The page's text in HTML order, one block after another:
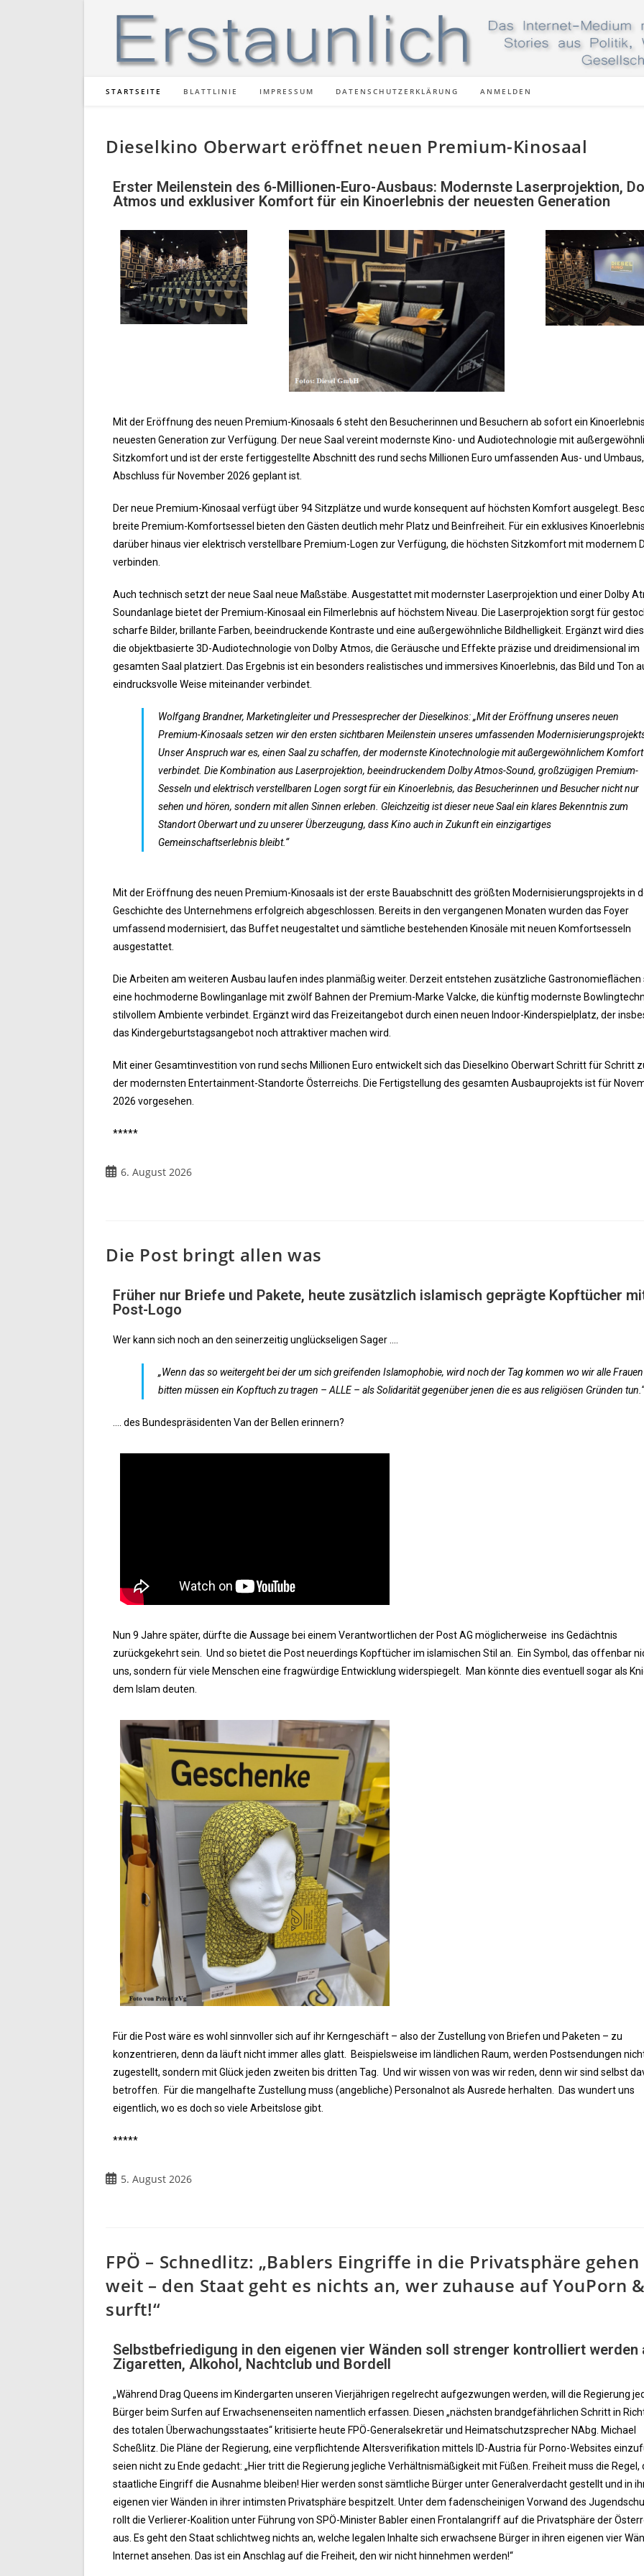
STARTSEITE BLATTLINIE IMPRESSUM DATENSCHUTZERKLÄRUNG ANMELDEN
Dieselkino Oberwart eröffnet neuen Premium-Kinosaal
Erster Meilenstein des 6-Millionen-Euro-Ausbaus: Modernste Laserprojektion,
Atmos und exklusiver Komfort für ein Kinoerlebnis der neuesten Generation
Mit der Eröffnung des neuen Premium-Kinosaals 6 steht den Besucherinnen und Besuchern ab sofort ein
neuesten Generation zur Verfügung. Der neue Saal vereint modernste Kino- und Audiotechnologie mit
Sitzkomfort und ist der erste fertiggestellte Abschnitt des rund sechs Millionen Euro umfassenden Aus- und
Abschluss für November 2026 geplant ist.
Der neue Premium-Kinosaal verfügt über 94 Sitzplätze und wurde konsequent auf höchsten Komfort ausgelegt.
breite Premium-Komfortsessel bieten den Gästen deutlich mehr Platz und Beinfreiheit. Für ein exklusives
darüber hinaus vier elektrisch verstellbare Premium-Logen zur Verfügung, die höchsten Sitzkomfort mit modernem
verbinden.
Auch technisch setzt der neue Saal neue Maßstäbe. Ausgestattet mit modernster Laserprojektion und einer Dolby
Soundanlage bietet der Premium-Kinosaal ein Filmerlebnis auf höchstem Niveau. Die Laserprojektion sorgt für
scharfe Bilder, brillante Farben, beeindruckende Kontraste und eine außergewöhnliche Bildhelligkeit. Ergänzt wird
die objektbasierte 3D-Audiotechnologie von Dolby Atmos, die Geräusche und Effekte präzise und dreidimensional im
gesamten Saal platziert. Das Ergebnis ist ein besonders realistisches und immersives Kinoerlebnis, das Bild und Ton
eindrucksvolle Weise miteinander verbindet.
Wolfgang Brandner, Marketingleiter und Pressesprecher der Dieselkinos: „Mit der Eröffnung unseres neuen
Premium-Kinosaals setzen wir den ersten sichtbaren Meilenstein unseres umfassenden
Unser Anspruch war es, einen Saal zu schaffen, der modernste Kinotechnologie mit außergewöhnlichem Komfort
verbindet. Die Kombination aus Laserprojektion, beeindruckendem Dolby Atmos-Sound, großzügigen Premium-
Sesseln und elektrisch verstellbaren Logen sorgt für ein Kinoerlebnis, das Besucherinnen und Besucher nicht nur
sehen und hören, sondern mit allen Sinnen erleben. Gleichzeitig ist dieser neue Saal ein klares Bekenntnis zum
Standort Oberwart und zu unserer Überzeugung, dass Kino auch in Zukunft ein einzigartiges
Gemeinschaftserlebnis bleibt.“
Mit der Eröffnung des neuen Premium-Kinosaals ist der erste Bauabschnitt des größten Modernisierungsprojekts in
Geschichte des Unternehmens erfolgreich abgeschlossen. Bereits in den vergangenen Monaten wurden das Foyer
umfassend modernisiert, das Buffet neugestaltet und sämtliche bestehenden Kinosäle mit neuen Komfortsesseln
ausgestattet.
Die Arbeiten am weiteren Ausbau laufen indes planmäßig weiter. Derzeit entstehen zusätzliche Gastronomieflächen
eine hochmoderne Bowlinganlage mit zwölf Bahnen der Premium-Marke Valcke, die künftig modernste
stilvollem Ambiente verbindet. Ergänzt wird das Freizeitangebot durch einen neuen Indoor-Kinderspielplatz, der
das Kindergeburtstagsangebot noch attraktiver machen wird.
Mit einer Gesamtinvestition von rund sechs Millionen Euro entwickelt sich das Dieselkino Oberwart Schritt für Schritt
der modernsten Entertainment-Standorte Österreichs. Die Fertigstellung des gesamten Ausbauprojekts ist für
2026 vorgesehen.
*****
6. August 2026
Die Post bringt allen was
Früher nur Briefe und Pakete, heute zusätzlich islamisch geprägte Kopftücher
Post-Logo
Wer kann sich noch an den seinerzeitig unglückseligen Sager ….
„Wenn das so weitergeht bei der um sich greifenden Islamophobie, wird noch der Tag kommen wo wir alle Frauen
bitten müssen ein Kopftuch zu tragen – ALLE – als Solidarität gegenüber jenen die es aus religiösen Gründen tun.“
…. des Bundespräsidenten Van der Bellen erinnern?
Nun 9 Jahre später, dürfte die Aussage bei einem Verantwortlichen der Post AG möglicherweise ins Gedächtnis
zurückgekehrt sein. Und so bietet die Post neuerdings Kopftücher im islamischen Stil an. Ein Symbol, das offenbar
uns, sondern für viele Menschen eine fragwürdige Entwicklung widerspiegelt. Man könnte dies eventuell sogar als
dem Islam deuten.
Für die Post wäre es wohl sinnvoller sich auf ihr Kerngeschäft – also der Zustellung von Briefen und Paketen – zu
konzentrieren, denn da läuft nicht immer alles glatt. Beispielsweise im ländlichen Raum, werden Postsendungen
zugestellt, sondern mit Glück jeden zweiten bis dritten Tag. Und wir wissen von was wir reden, denn wir sind selbst
betroffen. Für die mangelhafte Zustellung muss (angebliche) Personalnot als Ausrede herhalten. Das wundert uns
eigentlich, wo es doch so viele Arbeitslose gibt.
*****
5. August 2026
FPÖ – Schnedlitz: „Bablers Eingriffe in die Privatsphäre gehen
weit – den Staat geht es nichts an, wer zuhause auf YouPorn
surft!“
Selbstbefriedigung in den eigenen vier Wänden soll strenger kontrolliert werden
Zigaretten, Alkohol, Nachtclub und Bordell
„Während Drag Queens im Kindergarten unseren Vierjährigen regelrecht aufgezwungen werden, will die Regierung
Bürger beim Surfen auf Erwachsenenseiten namentlich erfassen. Diesen „nächsten brandgefährlichen Schritt in
des totalen Überwachungsstaates“ kritisierte heute FPÖ-Generalsekretär und Heimatschutzsprecher NAbg. Michael
Scheßlitz. Die Pläne der Regierung, eine verpflichtende Altersverifikation mittels ID-Austria für Porno-Websites
seien nicht zu Ende gedacht: „Hier tritt die Regierung jegliche Verhältnismäßigkeit mit Füßen. Freiheit muss die Regel,
staatliche Eingriff die Ausnahme bleiben! Hier werden sonst sämtliche Bürger unter Generalverdacht gestellt und in
eigenen vier Wänden in ihrer intimsten Privatsphäre bespitzelt. Unter dem fadenscheinigen Vorwand des
rollt die Verlierer-Koalition unter Führung von SPÖ-Minister Babler einen Frontalangriff auf die Privatsphäre der
aus. Es geht den Staat schlichtweg nichts an, welche legalen Inhalte sich erwachsene Bürger in ihren eigenen vier
Internet ansehen. Das ist ein Anschlag auf die Freiheit, den wir nicht hinnehmen werden!“